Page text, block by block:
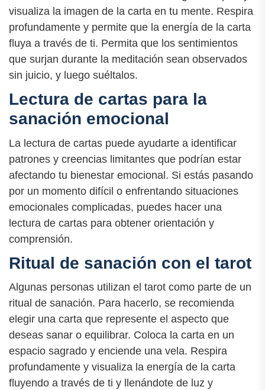
visualiza la imagen de la carta en tu mente. Respira
profundamente y permite que la energía de la carta
fluya a través de ti. Permita que los sentimientos
que surjan durante la meditación sean observados
sin juicio, y luego suéltalos.
Lectura de cartas para la
sanación emocional
La lectura de cartas puede ayudarte a identificar
patrones y creencias limitantes que podrían estar
afectando tu bienestar emocional. Si estás pasando
por un momento difícil o enfrentando situaciones
emocionales complicadas, puedes hacer una
lectura de cartas para obtener orientación y
comprensión.
Ritual de sanación con el tarot
Algunas personas utilizan el tarot como parte de un
ritual de sanación. Para hacerlo, se recomienda
elegir una carta que represente el aspecto que
deseas sanar o equilibrar. Coloca la carta en un
espacio sagrado y enciende una vela. Respira
profundamente y visualiza la energía de la carta
fluyendo a través de ti y llenándote de luz y